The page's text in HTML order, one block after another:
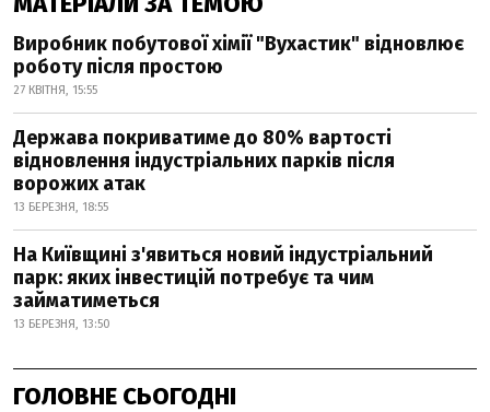
Виробник побутової хімії "Вухастик" відновлює
роботу після простою
27 КВІТНЯ, 15:55
Держава покриватиме до 80% вартості
відновлення індустріальних парків після
ворожих атак
13 БЕРЕЗНЯ, 18:55
На Київщині з'явиться новий індустріальний
парк: яких інвестицій потребує та чим
займатиметься
13 БЕРЕЗНЯ, 13:50
ГОЛОВНЕ СЬОГОДНІ